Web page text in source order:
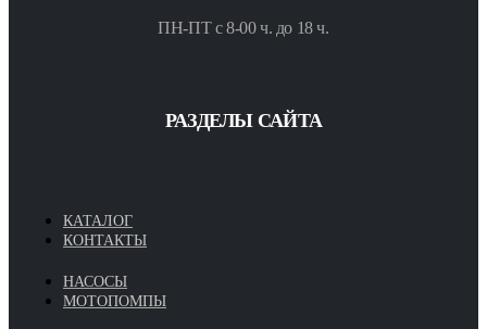
ПН-ПТ с 8-00 ч. до 18 ч.
РАЗДЕЛЫ САЙТА
КАТАЛОГ
КОНТАКТЫ
НАСОСЫ
МОТОПОМПЫ